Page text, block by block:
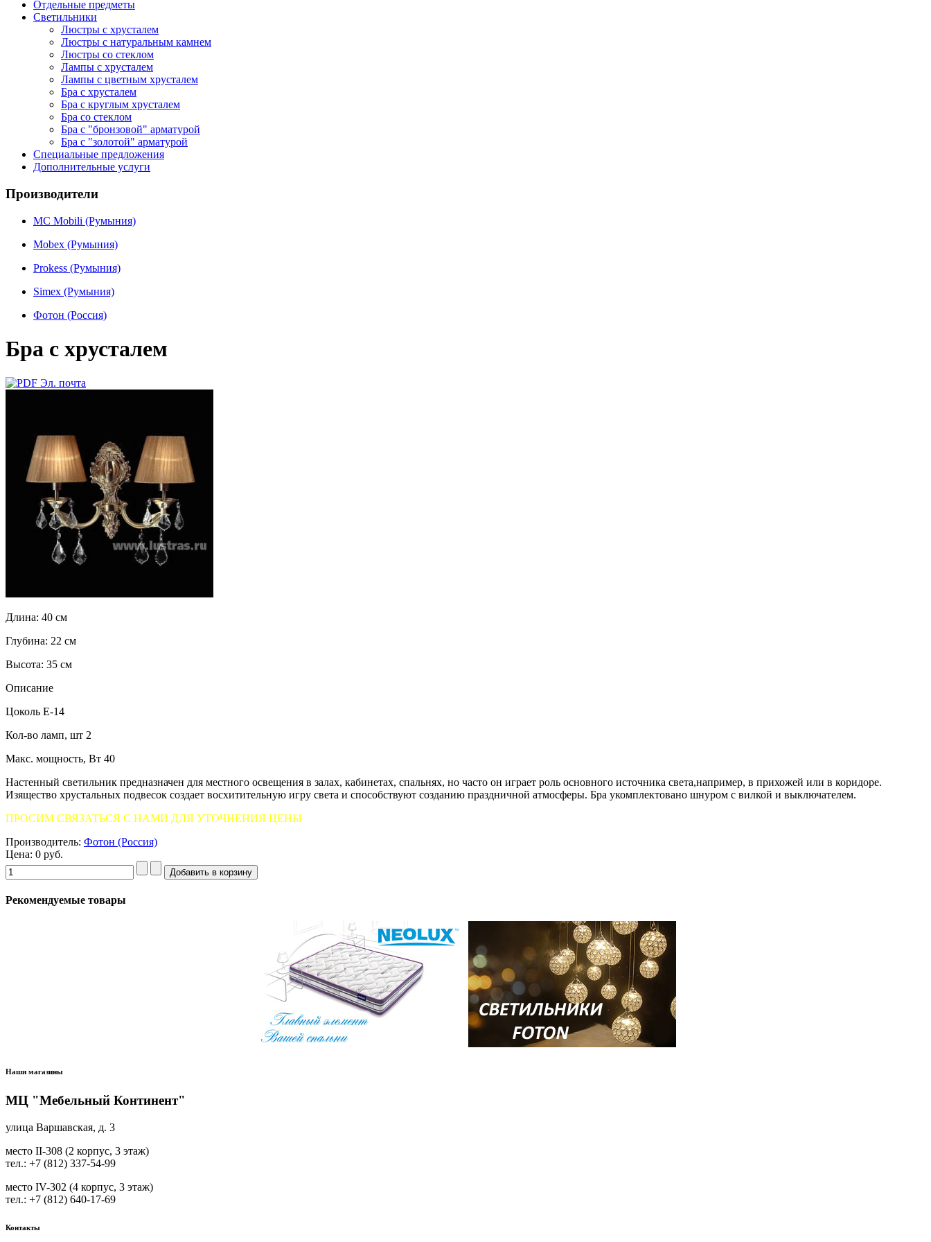
Петербурге.
Петербурге.
кабинетаОтдельные предметы
Светильники
Люстры с хрусталем
Люстры с натуральным камнем
Люстры со стеклом
Лампы с хрусталем
Лампы с цветным хрусталем
Бра с хрусталем
Бра с круглым хрусталем
Бра со стеклом
Бра с "бронзовой" арматурой
Бра с "золотой" арматурой
Специальные предложения
Дополнительные услуги
Производители
MC Mobili (Румыния)
Mobex (Румыния)
Prokess (Румыния)
Simex (Румыния)
Фотон (Россия)
Бра с хрусталем
Эл. почта
Длина: 40 см
Глубина: 22 см
Высота: 35 см
Описание
Цоколь Е-14
Кол-во ламп, шт 2
Макс. мощность, Вт 40
Настенный светильник предназначен для местного освещения в залах, кабинетах, спальнях, но часто он играет роль основного источника света,например, в прихожей или в коридоре.
Изящество хрустальных подвесок создает восхитительную игру света и способствуют созданию праздничной атмосферы. Бра укомплектовано шнуром с вилкой и выключателем.
ПРОСИМ СВЯЗАТЬСЯ С НАМИ ДЛЯ УТОЧНЕНИЯ ЦЕНЫ
Производитель: Фотон (Россия)
Цена: 0 руб.
Рекомендуемые товары
Наши магазины
МЦ "Мебельный Континент"
улица Варшавская, д. 3
место II-308 (2 корпус, 3 этаж)
тел.: +7 (812) 337-54-99
место IV-302 (4 корпус, 3 этаж)
тел.: +7 (812) 640-17-69
Контакты